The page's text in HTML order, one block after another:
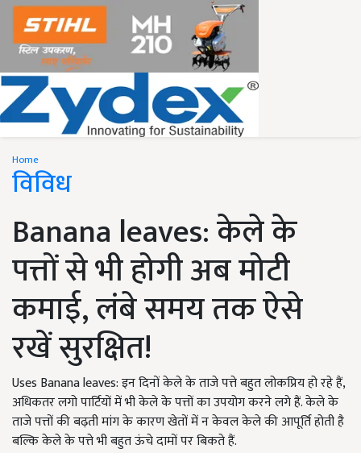
Home
विविध
Banana leaves: केले के
पत्तों से भी होगी अब मोटी
कमाई, लंबे समय तक ऐसे
रखें सुरक्षित!
Uses Banana leaves: इन दिनों केले के ताजे पत्ते बहुत लोकप्रिय हो रहे हैं,
अधिकतर लगो पार्टियों में भी केले के पत्तों का उपयोग करने लगे हैं. केले के
ताजे पत्तों की बढ़ती मांग के कारण खेतों में न केवल केले की आपूर्ति होती है
बल्कि केले के पत्ते भी बहुत ऊंचे दामों पर बिकते हैं.